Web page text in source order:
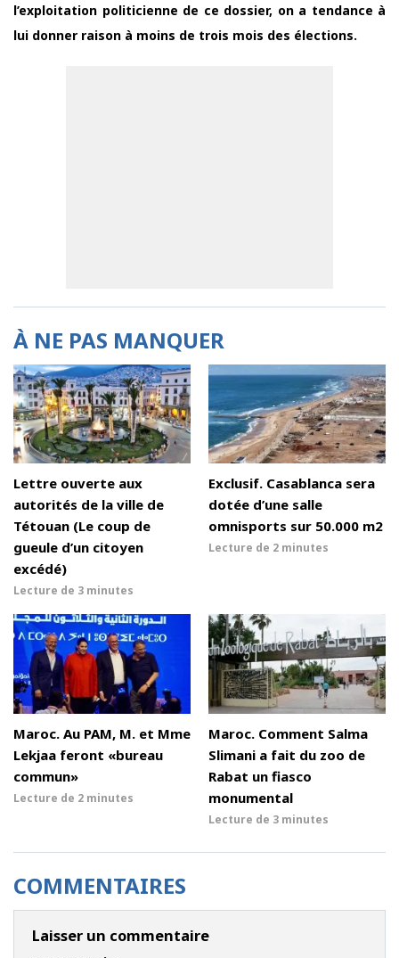
l’exploitation politicienne de ce dossier, on a tendance à
lui donner raison à moins de trois mois des élections.
À NE PAS MANQUER
Lettre ouverte aux
autorités de la ville de
Tétouan (Le coup de
gueule d’un citoyen
excédé)
Lecture de 3 minutes
Exclusif. Casablanca sera
dotée d’une salle
omnisports sur 50.000 m2
Lecture de 2 minutes
Maroc. Au PAM, M. et Mme
Lekjaa feront «bureau
commun»
Lecture de 2 minutes
Maroc. Comment Salma
Slimani a fait du zoo de
Rabat un fiasco
monumental
Lecture de 3 minutes
COMMENTAIRES
Laisser un commentaire